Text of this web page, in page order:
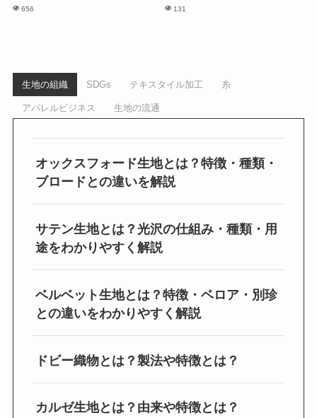
656 131
生地の組織 SDGs テキスタイル加工 糸
アパレルビジネス 生地の流通
オックスフォード生地とは？特徴・種類・
ブロードとの違いを解説
サテン生地とは？光沢の仕組み・種類・用
途をわかりやすく解説
ベルベット生地とは？特徴・ベロア・別珍
との違いをわかりやすく解説
ドビー織物とは？製法や特徴とは？
カルゼ生地とは？由来や特徴とは？